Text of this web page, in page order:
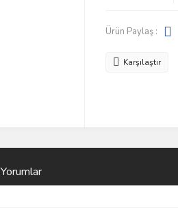
Ürün Paylaş :
Karşılaştır
Yorumlar